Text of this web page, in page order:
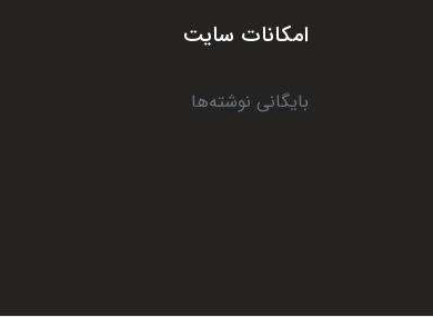
امکانات سایت
بایگانی نوشته‌ها